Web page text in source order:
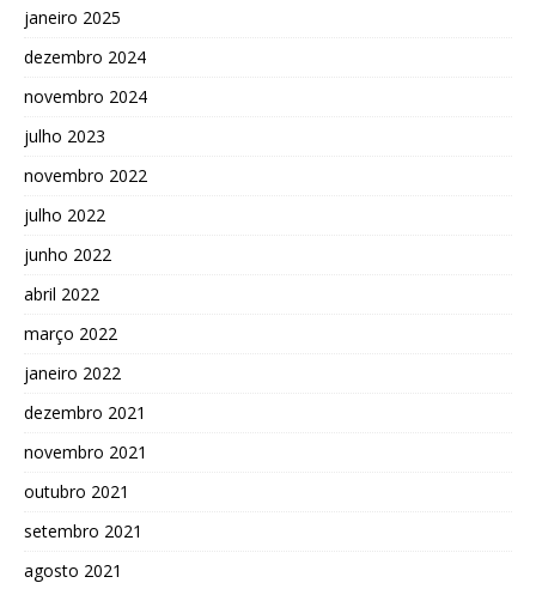
janeiro 2025
dezembro 2024
novembro 2024
julho 2023
novembro 2022
julho 2022
junho 2022
abril 2022
março 2022
janeiro 2022
dezembro 2021
novembro 2021
outubro 2021
setembro 2021
agosto 2021